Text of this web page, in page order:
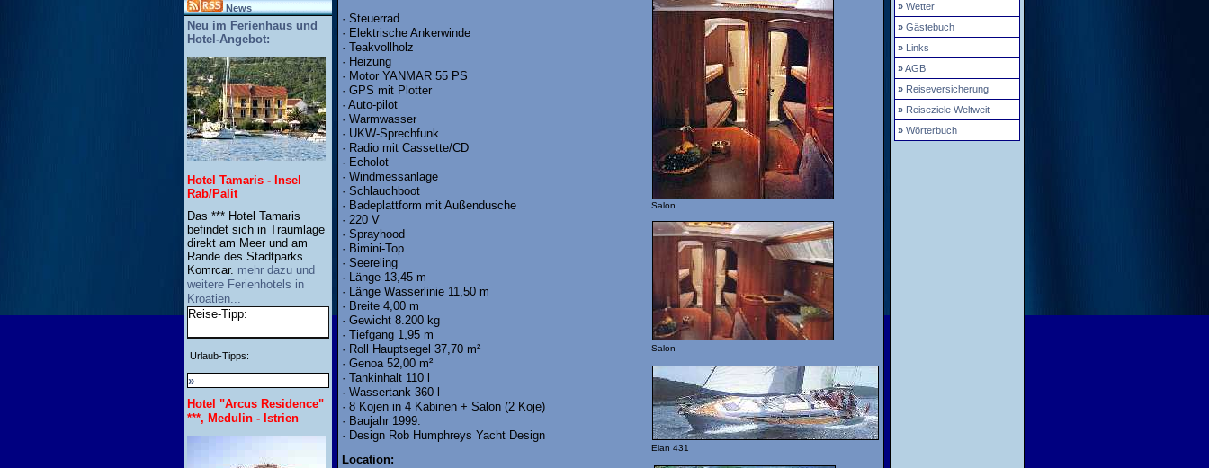
News
Neu im Ferienhaus und
Hotel-Angebot:
Hotel Tamaris - Insel
Rab/Palit
Das *** Hotel Tamaris
befindet sich in Traumlage
direkt am Meer und am
Rande des Stadtparks
Komrcar. mehr dazu und
weitere Ferienhotels in
Kroatien...
Reise-Tipp:
Urlaub-Tipps:
»
Hotel "Arcus Residence"
***, Medulin - Istrien
· Steuerrad
· Elektrische Ankerwinde
· Teakvollholz
· Heizung
· Motor YANMAR 55 PS
· GPS mit Plotter
· Auto-pilot
· Warmwasser
· UKW-Sprechfunk
· Radio mit Cassette/CD
· Echolot
· Windmessanlage
· Schlauchboot
· Badeplattform mit Außendusche
· 220 V
· Sprayhood
· Bimini-Top
· Seereling
· Länge 13,45 m
· Länge Wasserlinie 11,50 m
· Breite 4,00 m
· Gewicht 8.200 kg
· Tiefgang 1,95 m
· Roll Hauptsegel 37,70 m²
· Genoa 52,00 m²
· Tankinhalt 110 l
· Wassertank 360 l
· 8 Kojen in 4 Kabinen + Salon (2 Koje)
· Baujahr 1999.
· Design Rob Humphreys Yacht Design
Location:
Salon
Salon
Elan 431
» Wetter
» Gästebuch
» Links
»AGB
» Reiseversicherung
» Reiseziele Weltweit
» Wörterbuch